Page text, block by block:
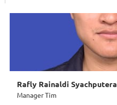
Rafly Rainaldi Syachputera
Manager Tim